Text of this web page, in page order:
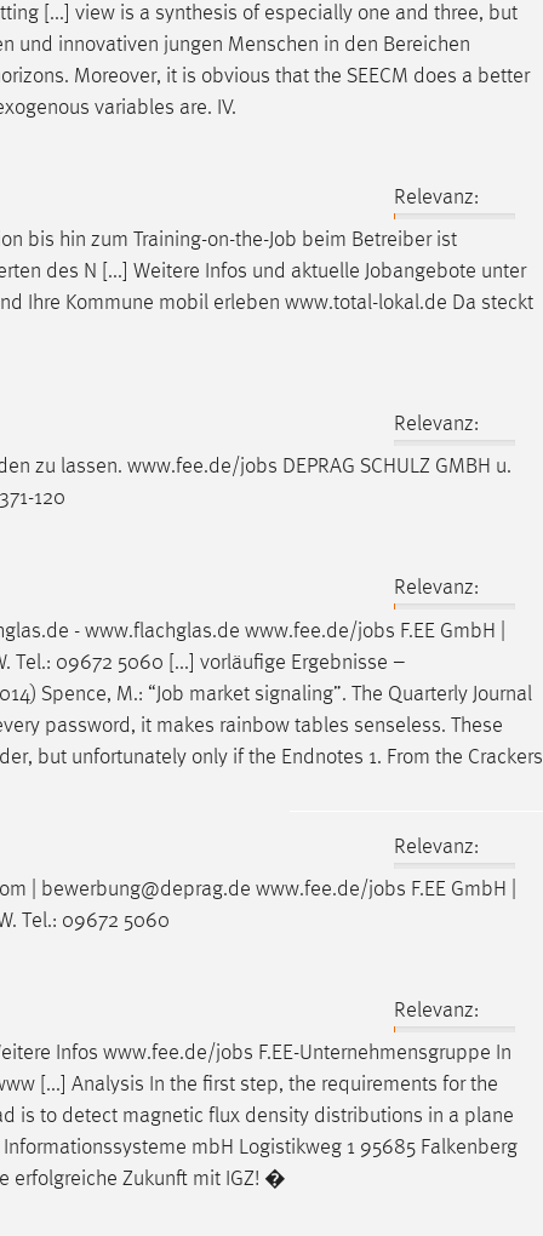
[...] view is a synthesis of especially one and three, but
und innovativen jungen Menschen in den Bereichen
Moreover, it is obvious that the SEECM does a better
variables are. IV.
Relevanz:
bis hin zum Training-on-the-Job beim Betreiber ist
des N [...] Weitere Infos und aktuelle Jobangebote unter
Ihre Kommune mobil erleben www.total-lokal.de Da steckt
Relevanz:
zu lassen. www.fee.de/jobs DEPRAG SCHULZ GMBH u.
120
Relevanz:
- www.flachglas.de www.fee.de/jobs F.EE GmbH |
Tel.: 09672 5060 [...] vorläufige Ergebnisse –
Spence, M.: “Job market signaling”. The Quarterly Journal
password, it makes rainbow tables senseless. These
but unfortunately only if the Endnotes 1. From the Crackers
Relevanz:
| bewerbung@deprag.de www.fee.de/jobs F.EE GmbH |
Tel.: 09672 5060
Relevanz:
Infos www.fee.de/jobs F.EE-Unternehmensgruppe In
[...] Analysis In the first step, the requirements for the
is to detect magnetic flux density distributions in a plane
mbH Logistikweg 1 95685 Falkenberg
erfolgreiche Zukunft mit IGZ! �